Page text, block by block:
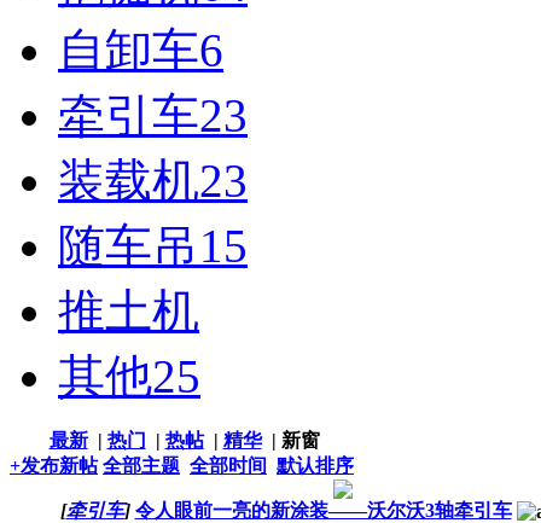
自卸车6
牵引车23
装载机23
随车吊 15
推土机
其他25
最新 | 热门 | 热帖 | 精华 | 新窗
+发布新帖 全部主题 全部时间 默认排序
[牵引车] 令人眼前一亮的新涂装——沃尔沃3轴牵引车